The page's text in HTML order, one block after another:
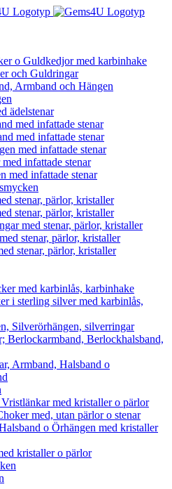
o Guldkedjor med karbinhake
och Guldringar
Armband och Hängen
ädelstenar
med infattade stenar
med infattade stenar
med infattade stenar
infattade stenar
med infattade stenar
stenar, pärlor, kristaller
stenar, pärlor, kristaller
med stenar, pärlor, kristaller
stenar, pärlor, kristaller
stenar, pärlor, kristaller
med karbinlås, karbinhake
i sterling silver med karbinlås,
Silverörhängen, silverringar
Berlockarmband, Berlockhalsband,
Armband, Halsband o
med kristaller o pärlor
med, utan pärlor o stenar
o Örhängen med kristaller
kristaller o pärlor